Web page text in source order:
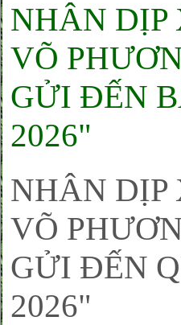
NHÂN DỊP
VÕ
GỬI ĐẾN
2026"
NHÂN DỊP
VÕ
GỬI ĐẾN
2026"